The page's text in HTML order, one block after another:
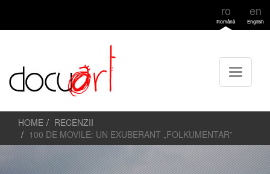
ro
Română
en
English
HOME
RECENZII
100 DE MOVILE: UN EXUBERANT „FOLKUMENTAR”